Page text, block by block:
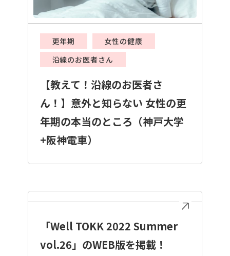
更年期
女性の健康
沿線のお医者さん
【教えて！沿線のお医者さ
ん！】意外と知らない 女性の更
年期の本当のところ（神戸大学
+阪神電車）
「Well TOKK 2022 Summer
vol.26」のWEB版を掲載！